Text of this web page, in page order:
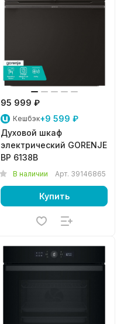
95 999 ₽
Кешбэк+9 599 ₽
Духовой шкаф
электрический GORENJE
BP 6138B
В наличии Арт. 39146865
Купить